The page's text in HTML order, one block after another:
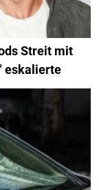
Streit mit
eskalierte